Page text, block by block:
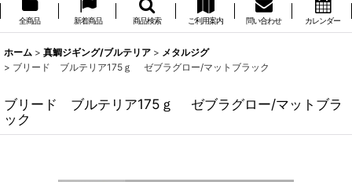
全商品 新着商品 商品検索 ご利用案内 問い合わせ カレンダー
ホーム > 真鯛ジギング/ブルテリア > メタルジグ
> ブリード ブルテリア175ｇ ゼブラグロー/マットブラック
ブリード ブルテリア175ｇ ゼブラグロー/マットブラ
ック